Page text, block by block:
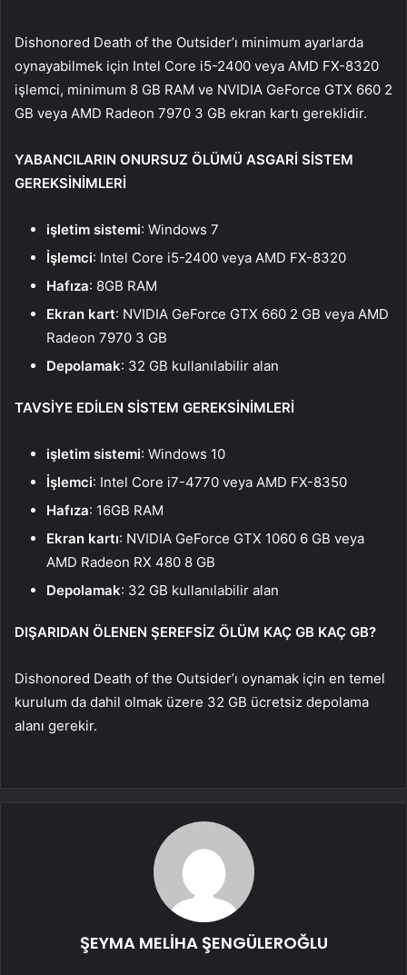
Dishonored Death of the Outsider’ı minimum ayarlarda
oynayabilmek için Intel Core i5-2400 veya AMD FX-8320
işlemci, minimum 8 GB RAM ve NVIDIA GeForce GTX 660 2
GB veya AMD Radeon 7970 3 GB ekran kartı gereklidir.
YABANCILARIN ONURSUZ ÖLÜMÜ ASGARİ SİSTEM
GEREKSİNİMLERİ
işletim sistemi: Windows 7
İşlemci: Intel Core i5-2400 veya AMD FX-8320
Hafıza: 8GB RAM
Ekran kart: NVIDIA GeForce GTX 660 2 GB veya AMD
Radeon 7970 3 GB
Depolamak: 32 GB kullanılabilir alan
TAVSİYE EDİLEN SİSTEM GEREKSİNİMLERİ
işletim sistemi: Windows 10
İşlemci: Intel Core i7-4770 veya AMD FX-8350
Hafıza: 16GB RAM
Ekran kartı: NVIDIA GeForce GTX 1060 6 GB veya
AMD Radeon RX 480 8 GB
Depolamak: 32 GB kullanılabilir alan
DIŞARIDAN ÖLENEN ŞEREFSİZ ÖLÜM KAÇ GB KAÇ GB?
Dishonored Death of the Outsider’ı oynamak için en temel
kurulum da dahil olmak üzere 32 GB ücretsiz depolama
alanı gerekir.
ŞEYMA MELİHA ŞENGÜLEROĞLU